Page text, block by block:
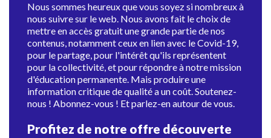
Nous sommes heureux que vous soyez si nombreux à
nous suivre sur le web. Nous avons fait le choix de
mettre en accès gratuit une grande partie de nos
contenus, notamment ceux en lien avec le Covid-19,
pour le partage, pour l'intérêt qu'ils représentent
pour la collectivité, et pour répondre à notre mission
d'éducation permanente. Mais produire une
information critique de qualité a un coût. Soutenez-
nous ! Abonnez-vous ! Et parlez-en autour de vous.
Profitez de notre offre découverte